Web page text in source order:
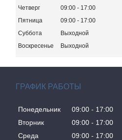
Четверг
09:00
17:00
Пятница
09:00
17:00
Суббота
Выходной
Воскресенье
Выходной
ГРАФИК РАБОТЫ
Понедельник 09:00
17:00
Вторник
09:00
17:00
Среда
09:00 17:00